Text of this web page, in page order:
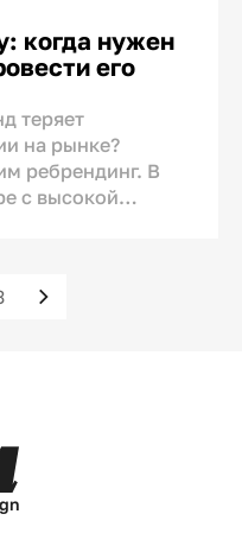
когда нужен
его
теряет
на рынке?
ребрендинг. В
с высокой
что пришло
грамотно
gn